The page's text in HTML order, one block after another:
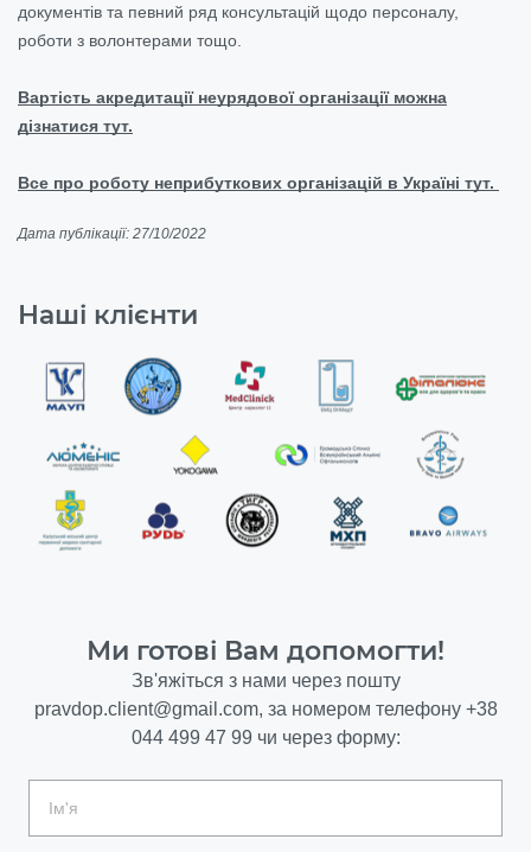
документів та певний ряд консультацій щодо персоналу,
роботи з волонтерами тощо.
Вартість акредитації неурядової організації можна
дізнатися тут.
Все про роботу неприбуткових організацій в Україні тут.
Дата публікації: 27/10/2022
Наші клієнти
Ми готові Вам допомогти!
Зв'яжіться з нами через пошту
pravdop.client@gmail.com, за номером телефону +38
044 499 47 99 чи через форму: